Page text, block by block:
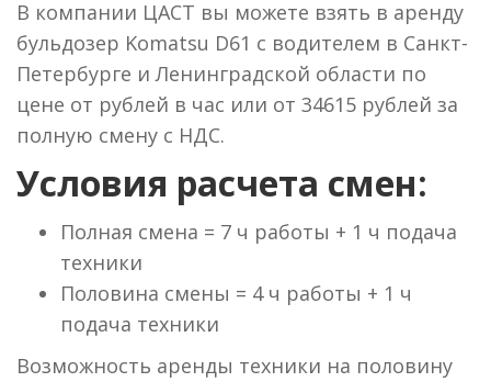
В компании ЦАСТ вы можете взять в аренду
бульдозер Komatsu D61 с водителем в Санкт-
Петербурге и Ленинградской области по
цене от рублей в час или от 34615 рублей за
полную смену с НДС.
Условия расчета смен:
Полная смена = 7 ч работы + 1 ч подача
техники
Половина смены = 4 ч работы + 1 ч
подача техники
Возможность аренды техники на половину